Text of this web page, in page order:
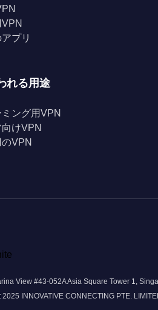
プリ
れる用途
ング用VPN
けVPN
VPN
View #43-052A Asia Square Tower 1,
INNOVATIVE CONNECTING PTE.